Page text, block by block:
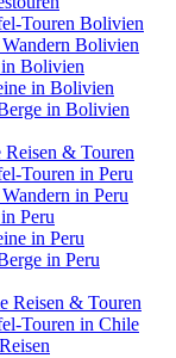
Touren Bolivien
Bolivien
Bolivien
in Bolivien
in Bolivien
& Touren
Touren in Peru
in Peru
Peru
in Peru
in Peru
Reisen & Touren
Touren in Chile